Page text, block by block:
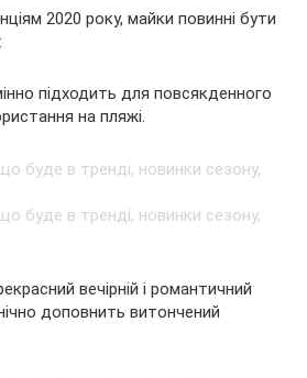
2020 року, майки повинні бути
підходить для повсякденного
на пляжі.
вечірній і романтичний
доповнить витончений